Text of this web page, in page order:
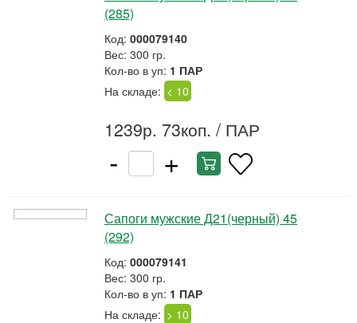
(285)
Код: 000079140
Вес: 300 гр.
Кол-во в уп: 1 ПАР
На складе: < 10
1239р. 73коп. / ПАР
- +
Сапоги мужские Д21(черный) 45
(292)
Код: 000079141
Вес: 300 гр.
Кол-во в уп: 1 ПАР
На складе: > 10